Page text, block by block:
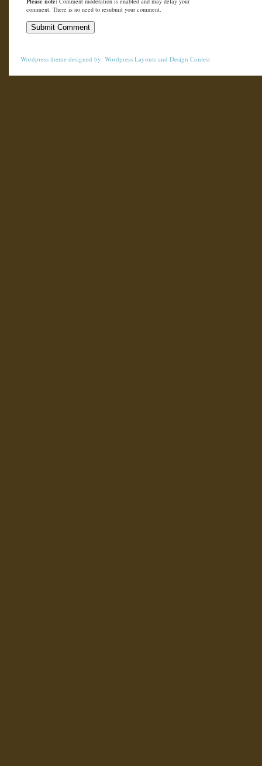
comment. There is no need to resubmit your comment.
Wordpress theme designed by: Wordpress Layouts and Design Contest